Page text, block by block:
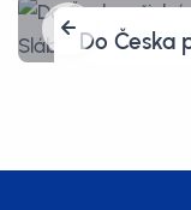
Do Česka